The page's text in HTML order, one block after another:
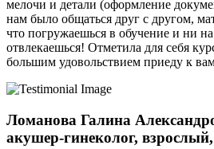
мелочи и детали (оформление
нам было общаться друг с другом,
что погружаешься в обучение и ни
отвлекаешься! Отметила для себя
большим удовольствием приеду к
Ломанова Галина
акушер-гинеколог,